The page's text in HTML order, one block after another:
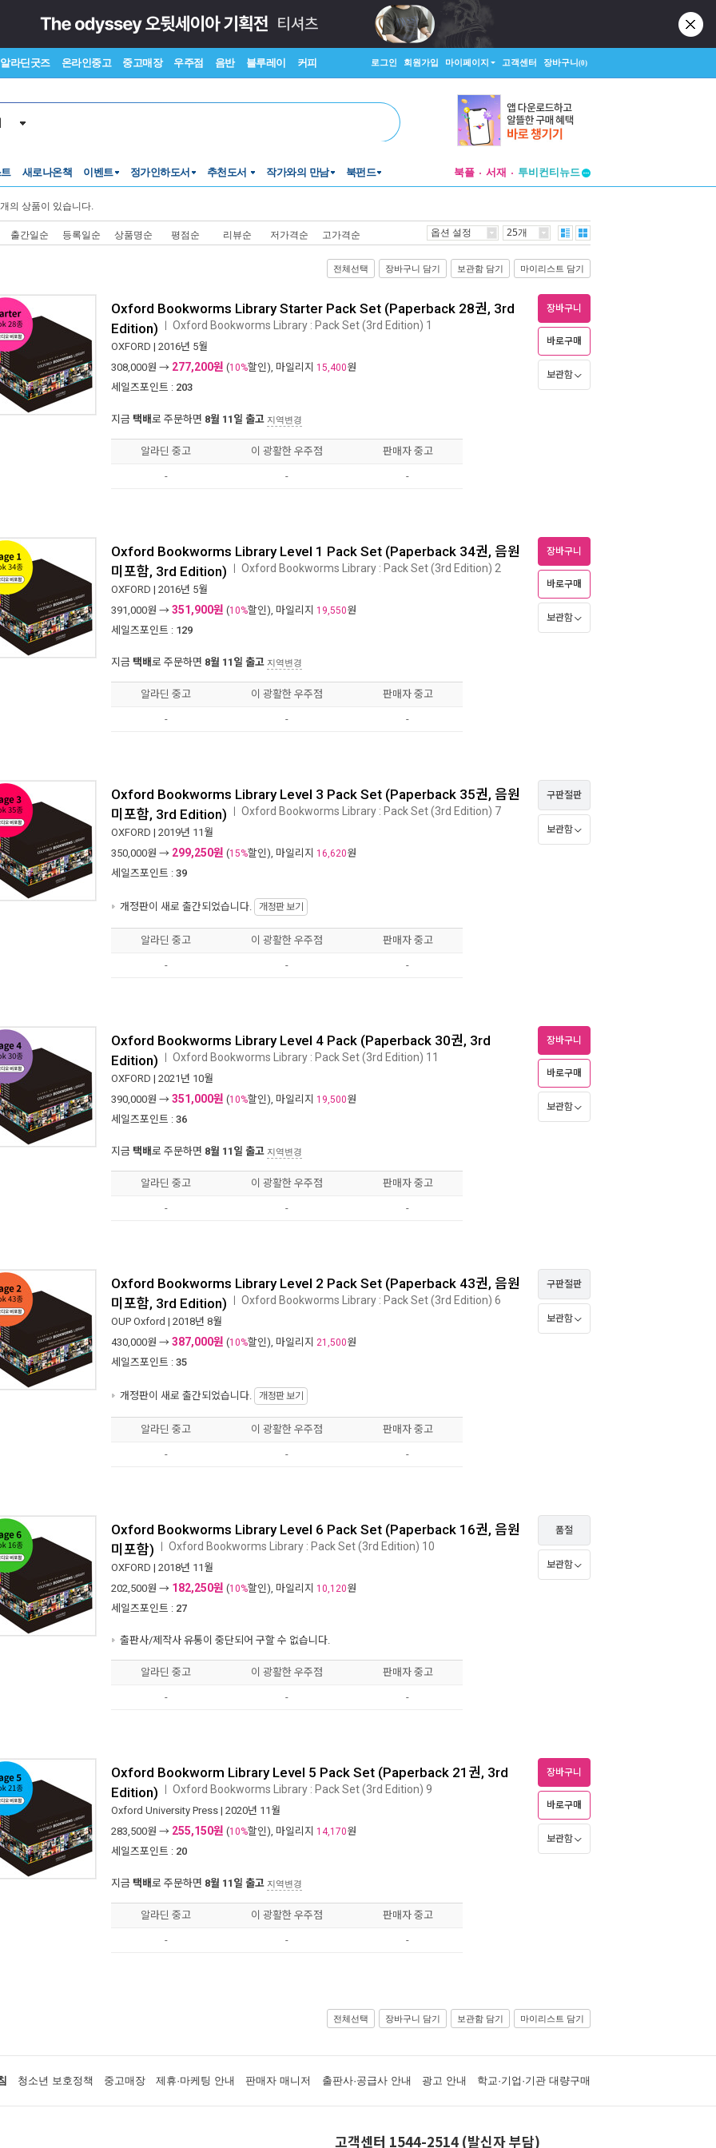
알라딘굿즈 온라인중고 중고매장 우주점 음반 블루레이 커피 로그인 회원가입 마이페이지 고객센터 장바구니(0)
새로나온책 이벤트 정가인하도서 추천도서 작가와의 만남 북펀드 북플 서재
투비컨티뉴드
개의 상품이 있습니다.
출간일순 등록일순 상품명순 평점순 리뷰순 저가격순 고가격순 옵션 설정 25개
전체선택 장바구니 담기 보관함 담기 마이리스트 담기
Oxford Bookworms Library Starter Pack Set (Paperback 28권, 3rd
Edition) Oxford Bookworms Library : Pack Set (3rd Edition) 1
OXFORD | 2016년 5월
308,000원 → 277,200원 (10%할인), 마일리지 15,400원
세일즈포인트 : 203
지금 택배로 주문하면 8월 11일 출고 지역변경
장바구니
바로구매
보관함
알라딘 중고 이 광활한 우주점 판매자 중고
- - -
Oxford Bookworms Library Level 1 Pack Set (Paperback 34권, 음원
미포함, 3rd Edition) Oxford Bookworms Library : Pack Set (3rd Edition) 2
OXFORD | 2016년 5월
391,000원 → 351,900원 (10%할인), 마일리지 19,550원
세일즈포인트 : 129
지금 택배로 주문하면 8월 11일 출고 지역변경
장바구니
바로구매
보관함
알라딘 중고 이 광활한 우주점 판매자 중고
- - -
Oxford Bookworms Library Level 3 Pack Set (Paperback 35권, 음원
미포함, 3rd Edition) Oxford Bookworms Library : Pack Set (3rd Edition) 7
OXFORD | 2019년 11월
350,000원 → 299,250원 (15%할인), 마일리지 16,620원
세일즈포인트 : 39
개정판이 새로 출간되었습니다. 개정판 보기
구판절판
보관함
알라딘 중고 이 광활한 우주점 판매자 중고
- - -
Oxford Bookworms Library Level 4 Pack (Paperback 30권, 3rd
Edition) Oxford Bookworms Library : Pack Set (3rd Edition) 11
OXFORD | 2021년 10월
390,000원 → 351,000원 (10%할인), 마일리지 19,500원
세일즈포인트 : 36
지금 택배로 주문하면 8월 11일 출고 지역변경
장바구니
바로구매
보관함
알라딘 중고 이 광활한 우주점 판매자 중고
- - -
Oxford Bookworms Library Level 2 Pack Set (Paperback 43권, 음원
미포함, 3rd Edition) Oxford Bookworms Library : Pack Set (3rd Edition) 6
OUP Oxford | 2018년 8월
430,000원 → 387,000원 (10%할인), 마일리지 21,500원
세일즈포인트 : 35
개정판이 새로 출간되었습니다. 개정판 보기
구판절판
보관함
알라딘 중고 이 광활한 우주점 판매자 중고
- - -
Oxford Bookworms Library Level 6 Pack Set (Paperback 16권, 음원
미포함) Oxford Bookworms Library : Pack Set (3rd Edition) 10
OXFORD | 2018년 11월
202,500원 → 182,250원 (10%할인), 마일리지 10,120원
세일즈포인트 : 27
출판사/제작사 유통이 중단되어 구할 수 없습니다.
품절
보관함
알라딘 중고 이 광활한 우주점 판매자 중고
- - -
Oxford Bookworm Library Level 5 Pack Set (Paperback 21권, 3rd
Edition) Oxford Bookworms Library : Pack Set (3rd Edition) 9
Oxford University Press | 2020년 11월
283,500원 → 255,150원 (10%할인), 마일리지 14,170원
세일즈포인트 : 20
지금 택배로 주문하면 8월 11일 출고 지역변경
장바구니
바로구매
보관함
알라딘 중고 이 광활한 우주점 판매자 중고
- - -
전체선택 장바구니 담기 보관함 담기 마이리스트 담기
청소년 보호정책 중고매장 제휴·마케팅 안내 판매자 매니저 출판사·공급사 안내 광고 안내 학교·기업·기관 대량구매
고객센터 1544-2514 (발신자 부담)